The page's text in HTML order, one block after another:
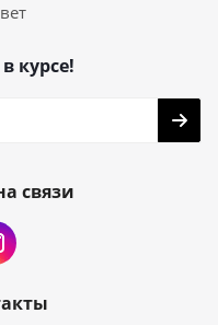
курсе!
связи